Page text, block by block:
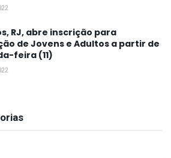
RJ, abre inscrição para
de Jovens e Adultos a partir de
feira (11)